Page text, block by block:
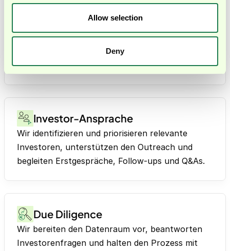
Allow selection
Deny
Wir prüfen Deine Finanzen, verfeinern den
Business Case, definieren den Kapitalbedarf und
bereiten die Materialien vor, die Investoren
erwarten.
Investor-Ansprache
Wir identifizieren und priorisieren relevante
Investoren, unterstützen den Outreach und
begleiten Erstgespräche, Follow-ups und Q&As.
Due Diligence
Wir bereiten den Datenraum vor, beantworten
Investorenfragen und halten den Prozess mit